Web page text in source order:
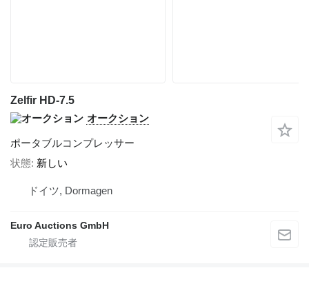
Zelfir HD-7.5
オークション
ポータブルコンプレッサー
状態 新しい
ドイツ, Dormagen
Euro Auctions GmbH